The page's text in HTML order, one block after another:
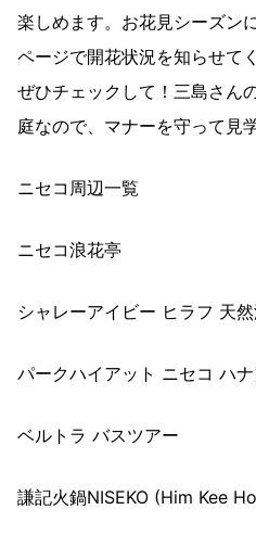
楽しめます。お花見シーズン
ページで開花状況を知らせて
ぜひチェックして！三島さん
庭なので、マナーを守って見
ニセコ周辺一覧
ニセコ浪花亭
シャレーアイビー ヒラフ 天
パークハイアット ニセコ ハナ
ベルトラ バスツアー
謙記火鍋NISEKO (Him Kee